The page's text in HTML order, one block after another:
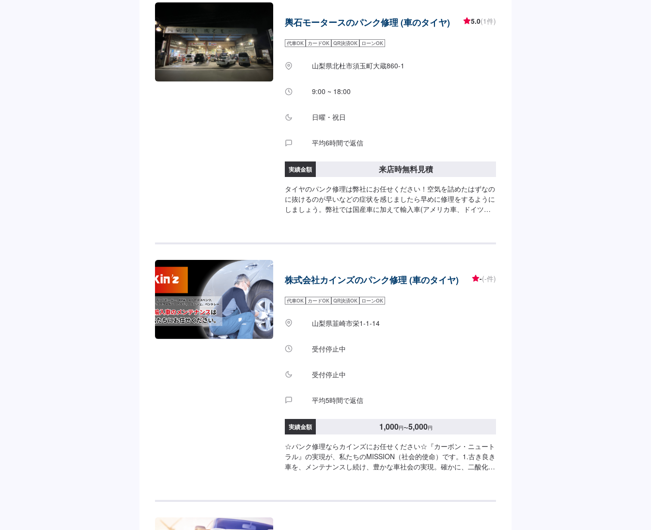
輿石モータースのパンク修理 (車のタイヤ) 5.0(1件)
代車OK カードOK QR決済OK ローンOK
山梨県北杜市須玉町大蔵860-1
9:00 ~ 18:00
日曜・祝日
平均6時間で返信
実績金額 来店時無料見積
タイヤのパンク修理は弊社にお任せください！空気を詰めたはずなの
に抜けるのが早いなどの症状を感じましたら早めに修理をするように
しましょう。弊社では国産車に加えて輸入車(アメリカ車、ドイツ車)
ます。また、電気自動車に関する作業も得意としておりますので、弊
株式会社カインズのパンク修理 (車のタイヤ) -(-件)
代車OK カードOK QR決済OK ローンOK
山梨県韮崎市栄1-1-14
受付停止中
受付停止中
平均5時間で返信
実績金額 1,000円〜5,000円
☆パンク修理ならカインズにお任せください☆『カーボン・ニュート
ラル』の実現が、私たちのMISSION（社会的使命）です。1.古き良き
車を、メンテナンスし続け、豊かな車社会の実現。確かに、二酸化炭